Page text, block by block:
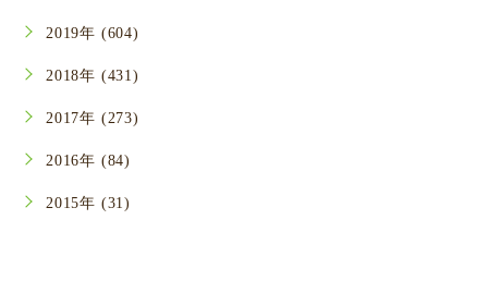
2019年 (604)
2018年 (431)
2017年 (273)
2016年 (84)
2015年 (31)